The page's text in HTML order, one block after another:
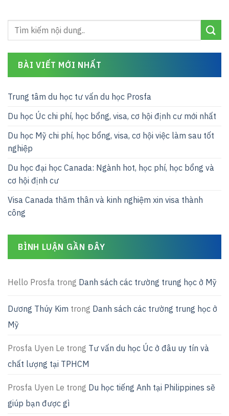
BÀI VIẾT MỚI NHẤT
Trung tâm du học tư vấn du học Prosfa
Du học Úc chi phí, học bổng, visa, cơ hội định cư mới nhất
Du học Mỹ chi phí, học bổng, visa, cơ hội việc làm sau tốt
nghiệp
Du học đại học Canada: Ngành hot, học phí, học bổng và
cơ hội định cư
Visa Canada thăm thân và kinh nghiệm xin visa thành
công
BÌNH LUẬN GẦN ĐÂY
Hello Prosfa trong Danh sách các trường trung học ở Mỹ
Dương Thúy Kim trong Danh sách các trường trung học ở
Mỹ
Prosfa Uyen Le trong Tư vấn du học Úc ở đâu uy tín và
chất lượng tại TPHCM
Prosfa Uyen Le trong Du học tiếng Anh tại Philippines sẽ
giúp bạn được gì